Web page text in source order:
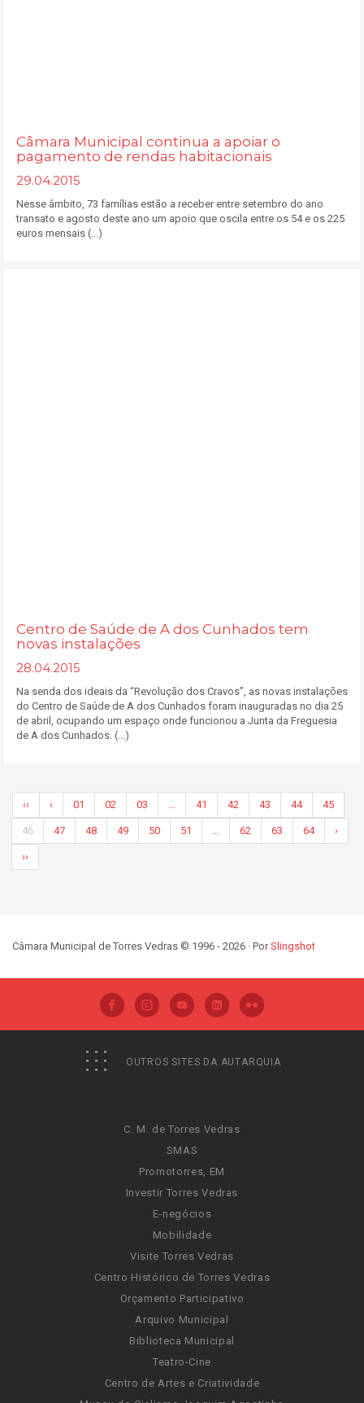
Câmara Municipal continua a apoiar o
pagamento de rendas habitacionais
29.04.2015
Nesse âmbito, 73 famílias estão a receber entre setembro do ano
transato e agosto deste ano um apoio que oscila entre os 54 e os 225
euros mensais (...)
Centro de Saúde de A dos Cunhados tem
novas instalações
28.04.2015
Na senda dos ideais da “Revolução dos Cravos”, as novas instalações
do Centro de Saúde de A dos Cunhados foram inauguradas no dia 25
de abril, ocupando um espaço onde funcionou a Junta da Freguesia
de A dos Cunhados. (...)
‹‹ ‹ 01 02 03 … 41 42 43 44 45
46 47 48 49 50 51 … 62 63 64 ›
››
Câmara Municipal de Torres Vedras © 1996 - 2026 · PorSlingshot
OUTROS SITES DA AUTARQUIA
C. M. de Torres Vedras
SMAS
Promotorres, EM
Investir Torres Vedras
E-negócios
Mobilidade
Visite Torres Vedras
Centro Histórico de Torres Vedras
Orçamento Participativo
Arquivo Municipal
Biblioteca Municipal
Teatro-Cine
Centro de Artes e Criatividade